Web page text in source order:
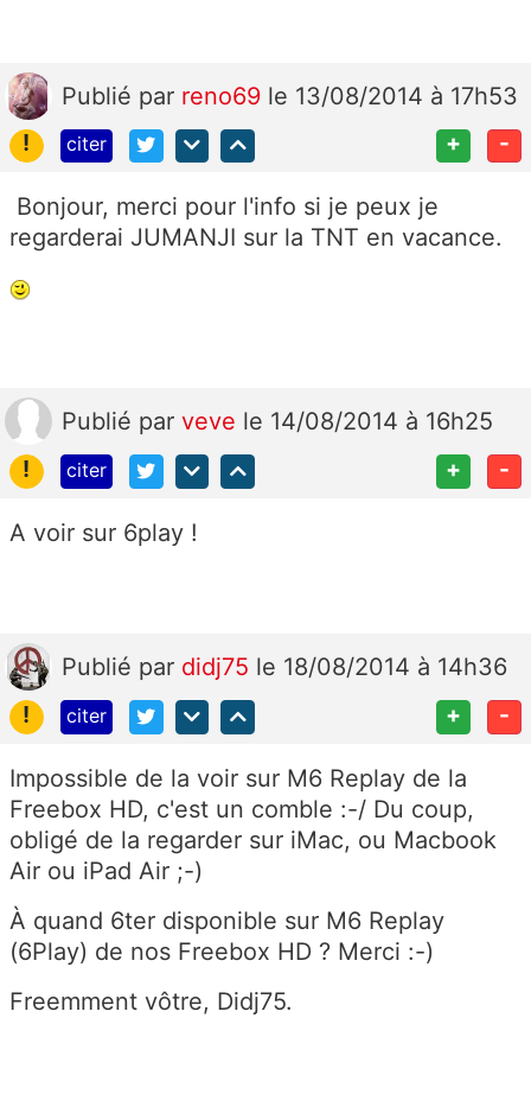
Publié par reno69 le 13/08/2014 à 17h53
!
citer + -
Bonjour, merci pour l'info si je peux je
regarderai JUMANJI sur la TNT en vacance.
Publié par veve le 14/08/2014 à 16h25
!
citer + -
A voir sur 6play !
Publié par didj75 le 18/08/2014 à 14h36
!
citer + -
Impossible de la voir sur M6 Replay de la
Freebox HD, c'est un comble :-/ Du coup,
obligé de la regarder sur iMac, ou Macbook
Air ou iPad Air ;-)
À quand 6ter disponible sur M6 Replay
(6Play) de nos Freebox HD ? Merci :-)
Freemment vôtre, Didj75.